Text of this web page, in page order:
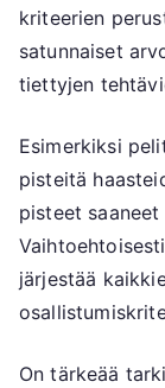
kriteerien
satunnaiset
tiettyjen
Esimerkiksi
pisteitä
pisteet
järjestää
On tärkeää